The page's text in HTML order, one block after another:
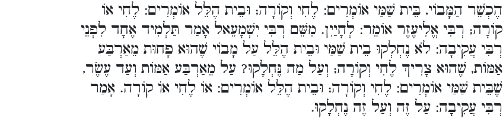
הֶכְשֵׁר הַמָּבוֹי, בֵּית שַׁמַּי אוֹמְרִים: לֶחִי וְקוֹרָה; וּבֵית הֶלֵּל אוֹמְרִים: לֶחִי אוֹ
קוֹרָה; רְבִּי אֱלִיעֶזֶר אוֹמֵר: לְחָיַיִן. מִשֵּׁם רְבִּי יִשְׁמָעֵאל אָמַר תַּלְמִיד אֶחָד לִפְנֵי
רְבִּי עֲקִיבָה: לֹא נֶחְלְקוּ בֵית שַׁמַּי וּבֵית הֶלֵּל עַל מָבוֹי שֶׁהוּא פָחוּת מֵאַרְבַּע
אַמּוֹת, שֶׁהוּא צָרִיךְ לֶחִי וְקוֹרָה; וְעַל מַה נֶּחְלָקוּ? עַל מֵאַרְבַּע אַמּוֹת וְעַד עֶשֶׂר,
שֶׁבֵּית שַׁמַּי אוֹמְרִים: לֶחִי וְקוֹרָה; וּבֵית הֶלֵּל אוֹמְרִים: אוֹ לֶחִי אוֹ קוֹרָה. אָמַר
רְבִּי עֲקִיבָה: עַל זֶה וְעַל זֶה נֶחְלָקוּ.